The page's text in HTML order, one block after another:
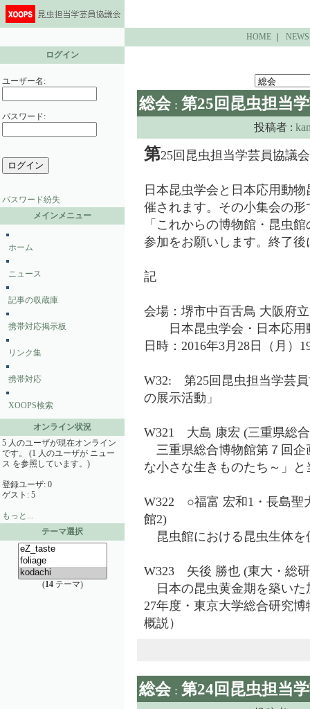
HOME｜ NEWS
ログイン
ユーザー名:
パスワード:
パスワード紛失
メインメニュー
ホーム
ニュース
記事の収蔵庫
携帯対応掲示板
リンク集
携帯対応
XOOPS検索
オンライン状況
5 人のユーザが現在オンライン
です。 (1 人のユーザが ニュー
ス を参照しています。)
登録ユーザ: 0
ゲスト: 5
もっと...
テーマ選択
(14テーマ)
総会: 第25回昆虫担当
投稿者 :
第25回昆虫担当学芸員協議
日本昆虫学会と日本応用動
催されます。その小集会の
「これからの博物館・昆虫
参加をお願いします。終了
記
会場：堺市中百舌鳥 大阪府
日本昆虫学会・日本応用
日時：2016年3月28日（月）
W32: 第25回昆虫担当学芸
の展示活動」
W321 大島 康宏 (三重県総
三重県総合博物館第７回企
な小さな生きものたち～」
W322 ○福富 宏和1・長島聖
館2)
昆虫館における昆虫生体を
W323 矢後 勝也 (東大・総
日本の昆虫黄金期を築いた
27年度・東京大学総合研究
概説）
総会: 第24回昆虫担当